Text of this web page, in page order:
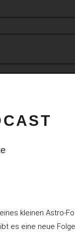
kleinen Astro-
es eine neue